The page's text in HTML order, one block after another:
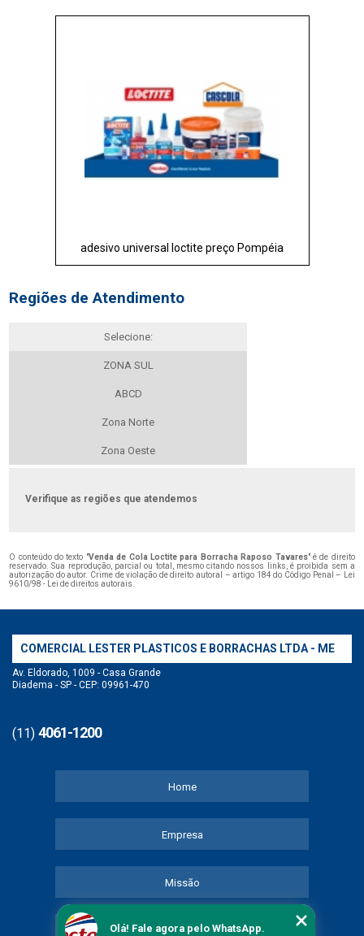
adesivo universal loctite preço Pompéia
Regiões de Atendimento
Selecione:
ZONA SUL
ABCD
Zona Norte
Zona Oeste
Verifique as regiões que atendemos
O conteúdo do texto "Venda de Cola Loctite para Borracha Raposo Tavares" é de direito
reservado. Sua reprodução, parcial ou total, mesmo citando nossos links, é proibida sem a
autorização do autor. Crime de violação de direito autoral – artigo 184 do Código Penal – Lei
9610/98 - Lei de direitos autorais.
COMERCIAL LESTER PLASTICOS E BORRACHAS LTDA - ME
Av. Eldorado, 1009 - Casa Grande
Diadema - SP - CEP: 09961-470
(11) 4061-1200
Home
Empresa
Missão
Serviços
Olá! Fale agora pelo WhatsApp.